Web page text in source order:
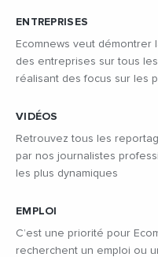
ENTREPRISES
Ecomnews veut
des entreprises sur tous
réalisant des focus sur les
VIDÉOS
Retrouvez tous les
par nos journalistes
les plus dynamiques
EMPLOI
C’est une priorité pour
recherchent un emploi ou